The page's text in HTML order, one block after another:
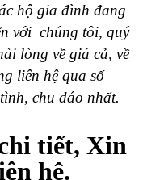
hộ gia đình đang
với chúng tôi, quý
lòng về giá cả, về
liên hệ qua số
chu đáo nhất.
tiết, Xin
hệ.